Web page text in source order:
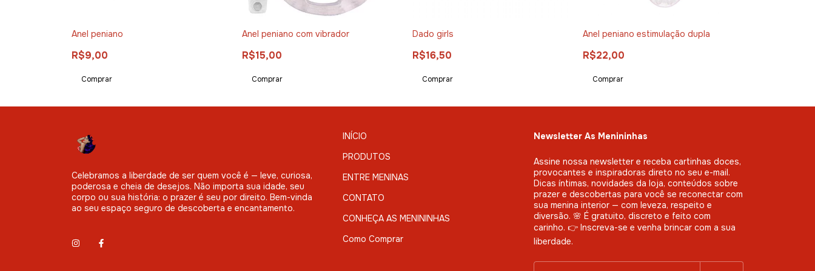
Anel peniano
R$9,00
Comprar
Anel peniano com vibrador
R$15,00
Comprar
Dado girls
R$16,50
Anel peniano estimulação dupla
R$22,00
Celebramos a liberdade de ser quem você é — leve, curiosa,
poderosa e cheia de desejos. Não importa sua idade, seu
corpo ou sua história: o prazer é seu por direito. Bem-vinda
ao seu espaço seguro de descoberta e encantamento.
INÍCIO
PRODUTOS
ENTRE MENINAS
CONTATO
CONHEÇA AS MENININHAS
Como Comprar
Newsletter As Menininhas
Assine nossa newsletter e receba cartinhas doces,
provocantes e inspiradoras direto no seu e-mail.
Dicas íntimas, novidades da loja, conteúdos sobre
prazer e descobertas para você se reconectar com
sua menina interior — com leveza, respeito e
diversão. 🌸 É gratuito, discreto e feito com
carinho. 👉 Inscreva-se e venha brincar com a sua
liberdade.